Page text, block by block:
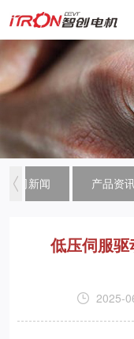
公司新闻 产品资
低压伺服
2025-